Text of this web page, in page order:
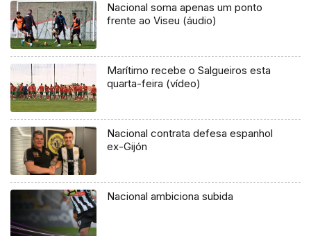
Nacional soma apenas um ponto
frente ao Viseu (áudio)
Marítimo recebe o Salgueiros esta
quarta-feira (vídeo)
Nacional contrata defesa espanhol
ex-Gijón
Nacional ambiciona subida